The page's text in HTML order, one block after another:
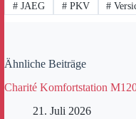
#JAEG #PKV #
Ähnliche Beiträge
Charité Komfortstation
21. Juli 2026